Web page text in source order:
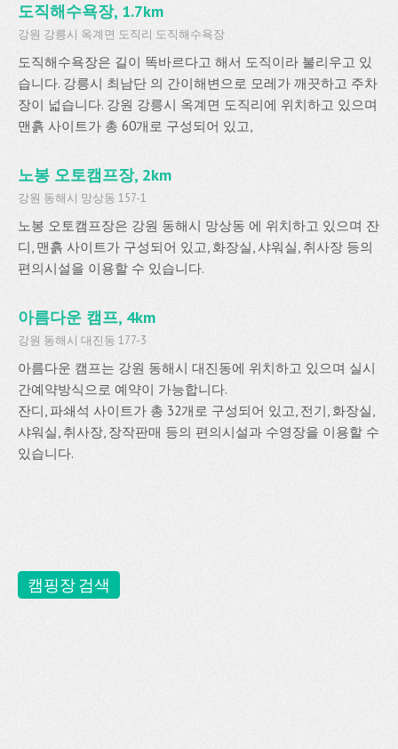
도직해수욕장, 1.7km
강원 강릉시 옥계면 도직리 도직해수욕장
도직해수욕장은 길이 똑바르다고 해서 도직이라 불리우고 있
습니다. 강릉시 최남단 의 간이해변으로 모레가 깨끗하고 주차
장이 넓습니다. 강원 강릉시 옥계면 도직리에 위치하고 있으며
맨흙 사이트가 총 60개로 구성되어 있고,
노봉 오토캠프장, 2km
강원 동해시 망상동 157-1
노봉 오토캠프장은 강원 동해시 망상동 에 위치하고 있으며 잔
디, 맨흙 사이트가 구성되어 있고, 화장실, 샤워실, 취사장 등의
편의시설을 이용할 수 있습니다.
아름다운 캠프, 4km
강원 동해시 대진동 177-3
아름다운 캠프는 강원 동해시 대진동에 위치하고 있으며 실시
간예약방식으로 예약이 가능합니다.
잔디, 파쇄석 사이트가 총 32개로 구성되어 있고, 전기, 화장실,
샤워실, 취사장, 장작판매 등의 편의시설과 수영장을 이용할 수
있습니다.
캠핑장 검색